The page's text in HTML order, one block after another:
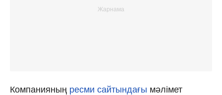
Компанияның ресми сайтындағы мәлімет